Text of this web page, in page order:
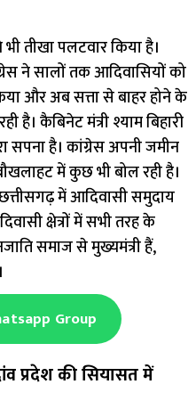
तीखा पलटवार किया है।
ने सालों तक आदिवासियों को
और अब सत्ता से बाहर होने के
है। कैबिनेट मंत्री श्याम बिहारी
सपना है। कांग्रेस अपनी जमीन
में कुछ भी बोल रही है।
में आदिवासी समुदाय
क्षेत्रों में सभी तरह के
समाज से मुख्यमंत्री हैं,
Group
प्रदेश की सियासत में